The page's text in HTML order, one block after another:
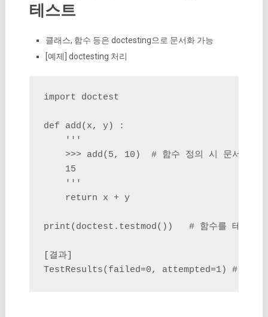
테스트
클래스, 함수 등은 doctesting으로 문서화 가능
[예제] doctesting 처리
import doctest
def add(x, y) :
    '''
>>> add(5, 10)  # 함수 정의 시 문서화에
    15
    '''
    return x + y
print(doctest.testmod())   # 함수를 테스트
[결과]
TestResults(failed=0, attempted=1) # 문서화